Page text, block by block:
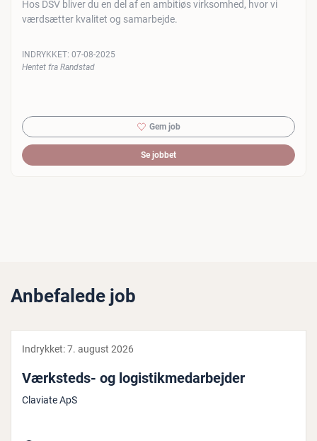
Hos DSV bliver du en del af en ambitiøs virksomhed, hvor vi
værdsætter kvalitet og samarbejde.
INDRYKKET: 07-08-2025
Hentet fra Randstad
Gem job
Se jobbet
Anbefalede job
Indrykket:7. august 2026
Værksteds- og lo­gi­stik­me­d­ar­bej­der
Claviate ApS